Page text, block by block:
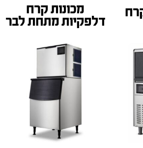
מכונות קרח
דלפקיות מתחת לבר